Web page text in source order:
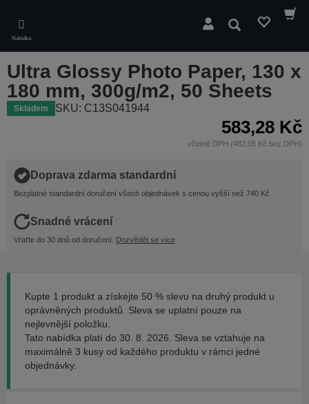
main
content
Nabídka
Hledat
Ultra Glossy Photo Paper, 130 x
180 mm, 300g/m2, 50 Sheets
Skladem SKU: C13S041944
583,28 Kč
včetně DPH (482,05 Kč bez DPH)
Doprava zdarma standardní
Bezplatné standardní doručení všech objednávek s cenou vyšší než 740 Kč
Snadné vrácení
Vraťte do 30 dnů od doručení. Dozvědět se více
Kupte 1 produkt a získejte 50 % slevu na druhý produkt u
oprávněných produktů. Sleva se uplatní pouze na
nejlevnější položku.
Tato nabídka platí do 30. 8. 2026. Sleva se vztahuje na
maximálně 3 kusy od každého produktu v rámci jedné
objednávky.